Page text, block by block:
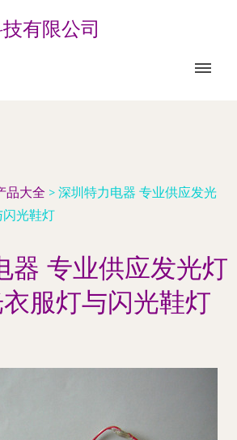
有限公司
品大全 > 深圳特力电器 专业供应发光
光鞋灯
器 专业供应发光灯
服灯与闪光鞋灯